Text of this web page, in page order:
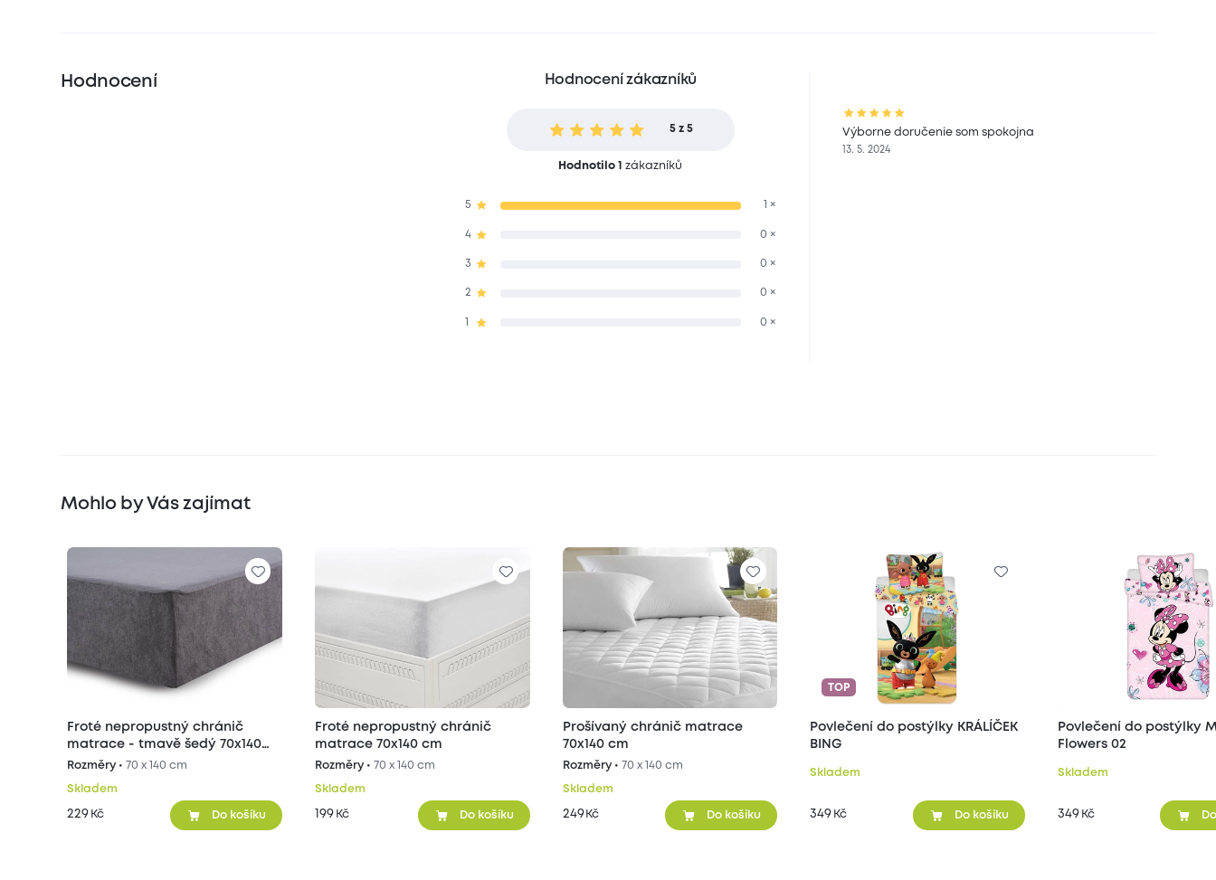
Hodnocení Hodnocení zákazníků
5 z 5
Hodnotilo 1 zákazníků
5 1 ×
4 0 ×
3 0 ×
2 0 ×
0 ×
Výborne doručenie som spokojna
13. 5. 2024
Mohlo by Vás zajímat
Froté nepropustný chránič
matrace - tmavě šedý 70x140
cm
Rozměry • 70 x 140 cm
Skladem
229 Kč Do košíku
Froté nepropustný chránič
matrace 70x140 cm
Rozměry • 70 x 140 cm
Skladem
199 Kč Do košíku
Prošívaný chránič matrace
70x140 cm
Rozměry • 70 x 140 cm
Skladem
249 Kč Do košíku
TOP
Povlečení do postýlky KRÁLÍČEK
BING
Skladem
349 Kč Do košíku
Povlečení do postýlky
Flowers 02
Skladem
349 Kč